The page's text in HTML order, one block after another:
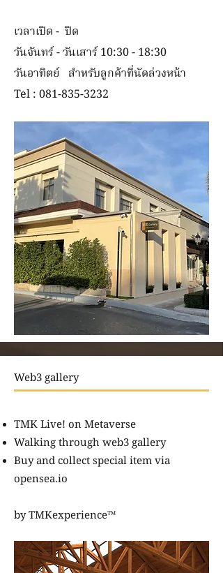
เวลาเปิด - ปิด
วันจันทร์ - วันเสาร์ 10:30 - 18:30
วันอาทิตย์ สำหรับลูกค้าที่นัดล่วงหน้า
Tel :081-835-3232
Web3 gallery
TMK Live! onMetaverse
​Walking through web3 gallery
Buy and collect special item via
opensea.io​
byTMKexperience™️